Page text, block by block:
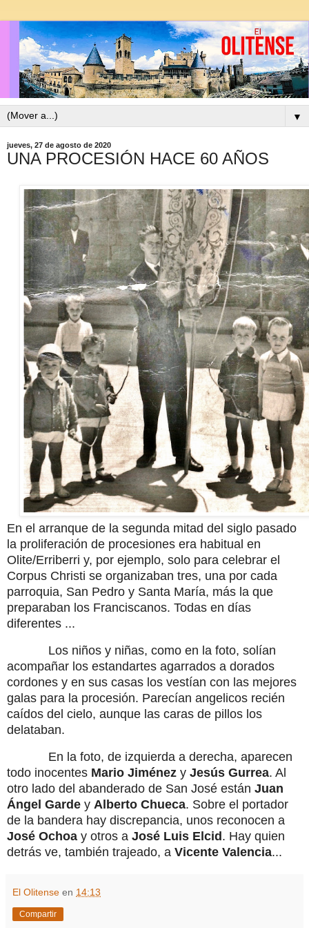
▼
jueves, 27 de agosto de 2020
UNA PROCESIÓN HACE 60 AÑOS
En el arranque de la segunda mitad del siglo pasado
la proliferación de procesiones era habitual en
Olite/Erriberri y, por ejemplo, solo para celebrar el
Corpus Christi se organizaban tres, una por cada
parroquia, San Pedro y Santa María, más la que
preparaban los Franciscanos. Todas en días
diferentes ...
Los niños y niñas, como en la foto, solían
acompañar los estandartes agarrados a dorados
cordones y en sus casas los vestían con las mejores
galas para la procesión. Parecían angelicos recién
caídos del cielo, aunque las caras de pillos los
delataban.
En la foto, de izquierda a derecha, aparecen
todo inocentes Mario Jiménez y Jesús Gurrea. Al
otro lado del abanderado de San José están Juan
Ángel Garde y Alberto Chueca. Sobre el portador
de la bandera hay discrepancia, unos reconocen a
José Ochoa y otros a José Luis Elcid. Hay quien
detrás ve, también trajeado, a Vicente Valencia...
El Olitense en 14:13
Compartir